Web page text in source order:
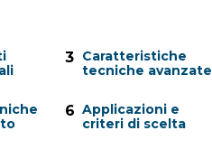
3 Caratteristiche
tecniche avanzate
6 Applicazioni e
criteri di scelta